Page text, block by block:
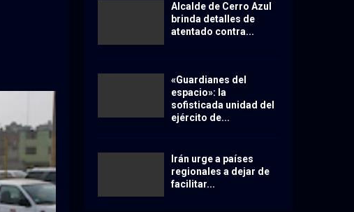
Alcalde de Cerro Azul
brinda detalles de
atentado contra...
«Guardianes del
espacio»: la
sofisticada unidad del
ejército de...
Irán urge a países
regionales a dejar de
facilitar...